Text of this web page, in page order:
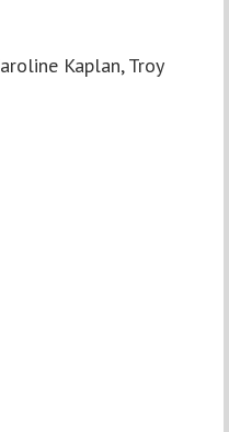
Kaplan, Troy